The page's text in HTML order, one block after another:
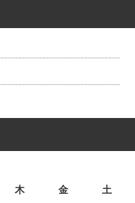
木 金 土